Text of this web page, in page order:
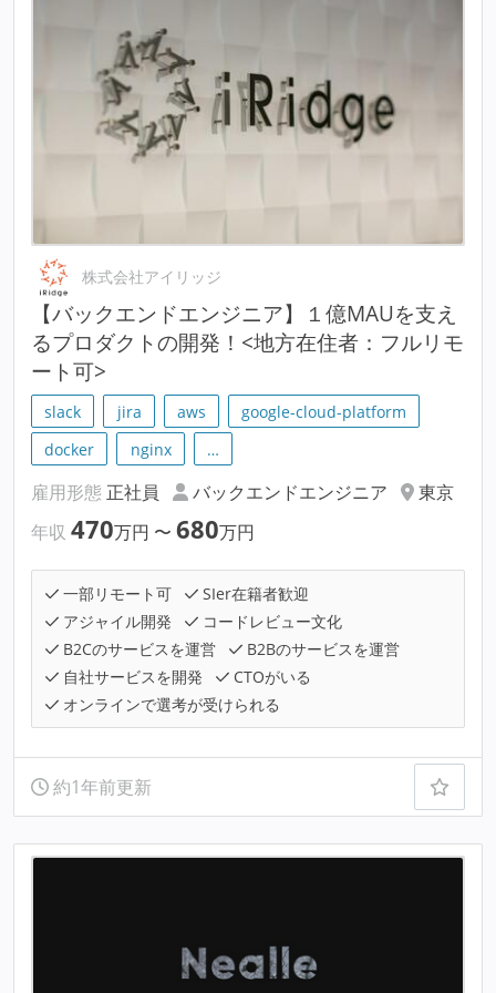
株式会社アイリッジ
【バックエンドエンジニア】１億MAUを支え
るプロダクトの開発！<地方在住者：フルリモ
ート可>
slack jira aws
google-cloud-platform
docker
nginx …
雇用形態 正社員 バックエンドエンジニア
東京
年収 470万円 〜 680万円
一部リモート可
SIer在籍者歓迎
アジャイル開発
コードレビュー文化
B2Cのサービスを運営
B2Bのサービスを運営
自社サービスを開発
CTOがいる
オンラインで選考が受けられる
約1年前更新